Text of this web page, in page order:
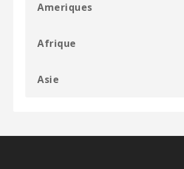
Ameriques
Afrique
Asie